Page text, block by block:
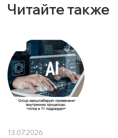
Читайте также
13.07.2026